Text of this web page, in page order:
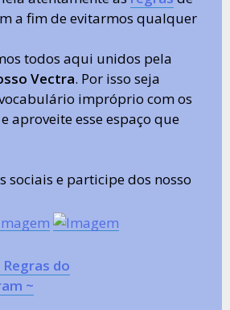
a fim de evitarmos qualquer
todos aqui unidos pela
Vectra. Por isso seja
impróprio com os
aproveite esse espaço que
sociais e participe dos nosso
do
~